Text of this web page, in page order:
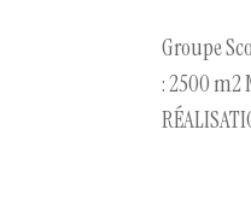
Groupe
: 2500 m2